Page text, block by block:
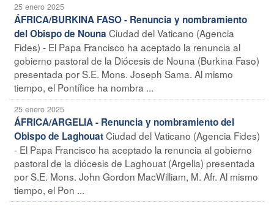
25 enero 2025
ÁFRICA/BURKINA FASO - Renuncia y nombramiento
del Obispo de Nouna Ciudad del Vaticano (Agencia
Fides) - El Papa Francisco ha aceptado la renuncia al
gobierno pastoral de la Diócesis de Nouna (Burkina Faso)
presentada por S.E. Mons. Joseph Sama. Al mismo
tiempo, el Pontífice ha nombra ...
25 enero 2025
ÁFRICA/ARGELIA - Renuncia y nombramiento del
Obispo de LaghouatCiudad del Vaticano (Agencia Fides)
- El Papa Francisco ha aceptado la renuncia al gobierno
pastoral de la diócesis de Laghouat (Argelia) presentada
por S.E. Mons. John Gordon MacWilliam, M. Afr. Al mismo
tiempo, el Pon ...